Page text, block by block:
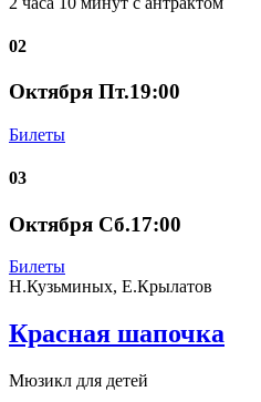
02
Октября Пт.19:00
Билеты
03
Октября Сб.17:00
Билеты
Н.Кузьминых, Е.Крылатов
Красная шапочка
Мюзикл для детей